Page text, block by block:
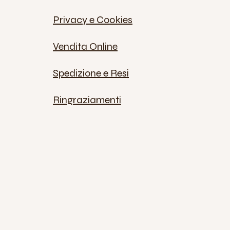
Privacy e Cookies
Vendita Online
Spedizione e Resi
Ringraziamenti